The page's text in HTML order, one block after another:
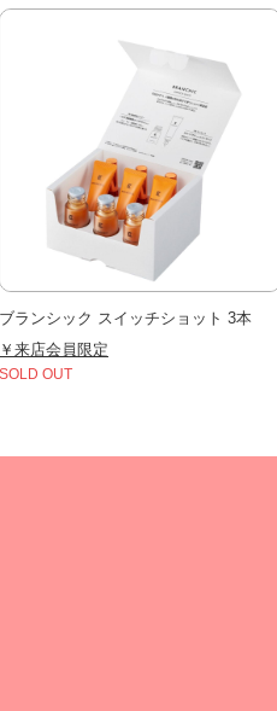
ブランシック スイッチショット 3本
￥来店会員限定
SOLD OUT